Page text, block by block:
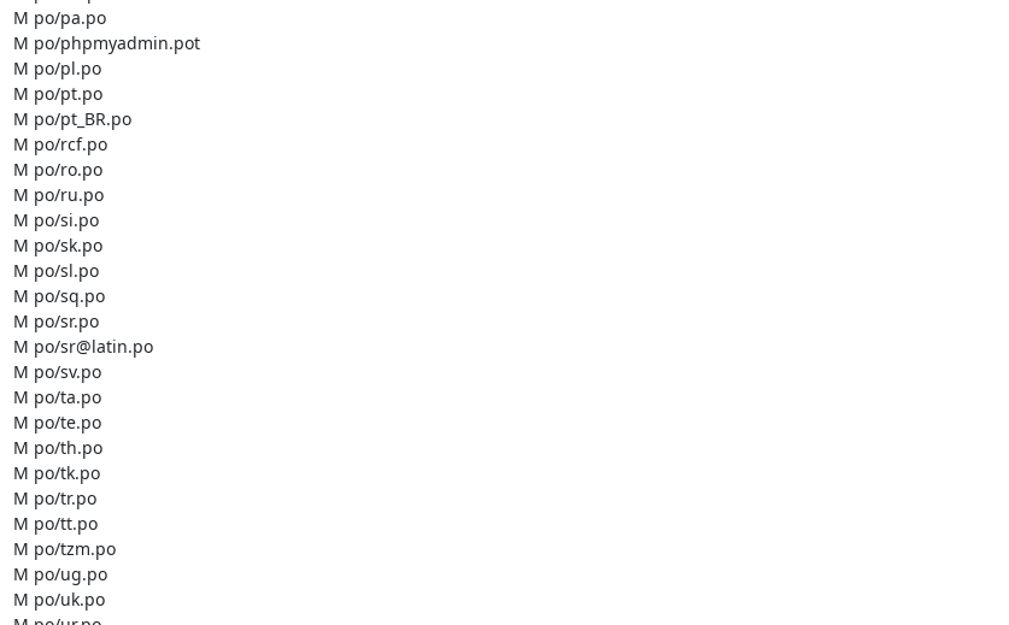
M po/pa.po
M po/phpmyadmin.pot
M po/pl.po
M po/pt.po
M po/pt_BR.po
M po/rcf.po
M po/ro.po
M po/ru.po
M po/si.po
M po/sk.po
M po/sl.po
M po/sq.po
M po/sr.po
M po/sr@latin.po
M po/sv.po
M po/ta.po
M po/te.po
M po/th.po
M po/tk.po
M po/tr.po
M po/tt.po
M po/tzm.po
M po/ug.po
M po/uk.po